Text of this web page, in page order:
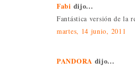
Fabi dijo...
Fantástica versión de la
martes, 14 junio, 2011
PANDORA dijo...